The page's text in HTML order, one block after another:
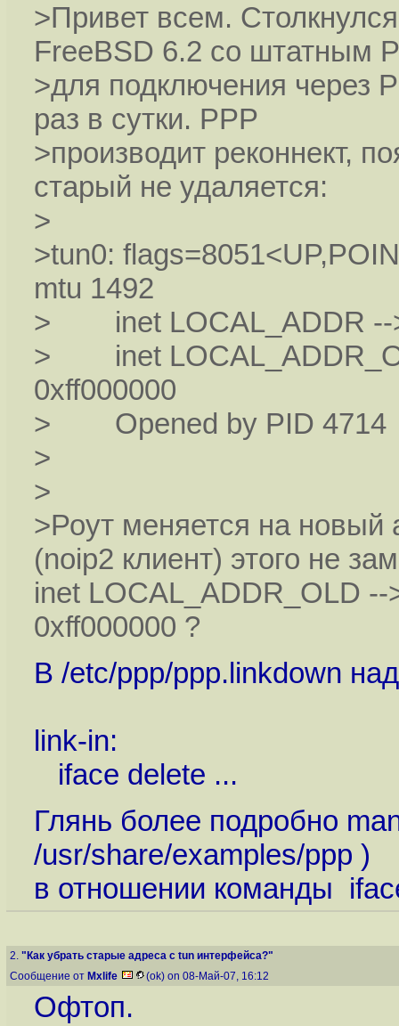
>Привет всем.
FreeBSD 6.2 со штатным
>для подключения через
раз в сутки. PPP
>производит реконнект,
старый не удаляется:
>
>tun0:
mtu 1492
> inet LOCAL_ADDR -->
> inet
0xff000000
> Opened by PID 4714
>
>
>Роут меняется на
(noip2 клиент) этого не
inet LOCAL_ADDR_OLD
0xff000000 ?
В /etc/ppp/ppp.linkdown
link-in:
iface delete ...
Глянь более подробно
/usr/share/examples/ppp )
в отношении команды
2. "Как убрать старые адреса с tun интерфейса?"
Сообщение от Mxlife (ok) on 08-Май-07, 16:12
Офтоп.